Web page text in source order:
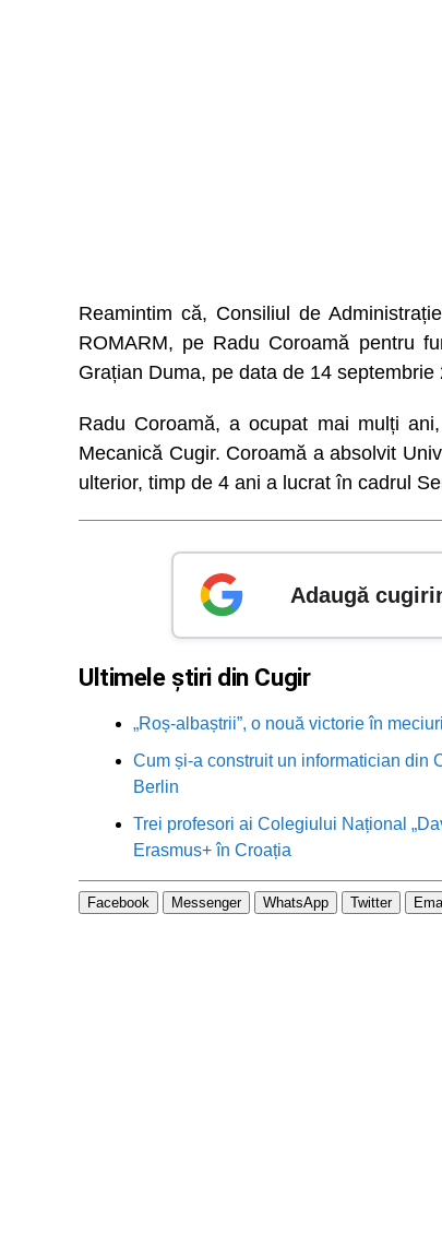
Reamintim că, Consiliul de
ROMARM, pe Radu Coroamă pentru
Grațian Duma, pe data de 14 septembrie
Radu Coroamă, a ocupat mai mulți
Mecanică Cugir. Coroamă a absolvit
ulterior, timp de 4 ani a lucrat în cadrul
Adaugă
Ultimele știri din Cugir
„Roș-albaștrii”, o nouă victorie în
Cum și-a construit un informatician din
Berlin
Trei profesori ai Colegiului Național
Erasmus+ în Croația
Facebook Messenger WhatsApp Twitter